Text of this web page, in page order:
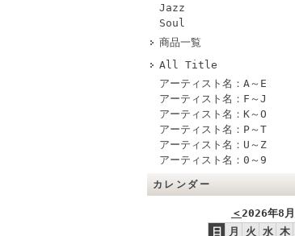
Jazz
Soul
商品一覧
All Title
アーティスト名：A～E
アーティスト名：F～J
アーティスト名：K～O
アーティスト名：P～T
アーティスト名：U～Z
アーティスト名：0～9
カレンダー
＜2026年8月
日
月 火 水 木